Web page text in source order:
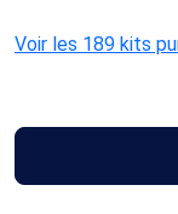
Voir les 189 kits